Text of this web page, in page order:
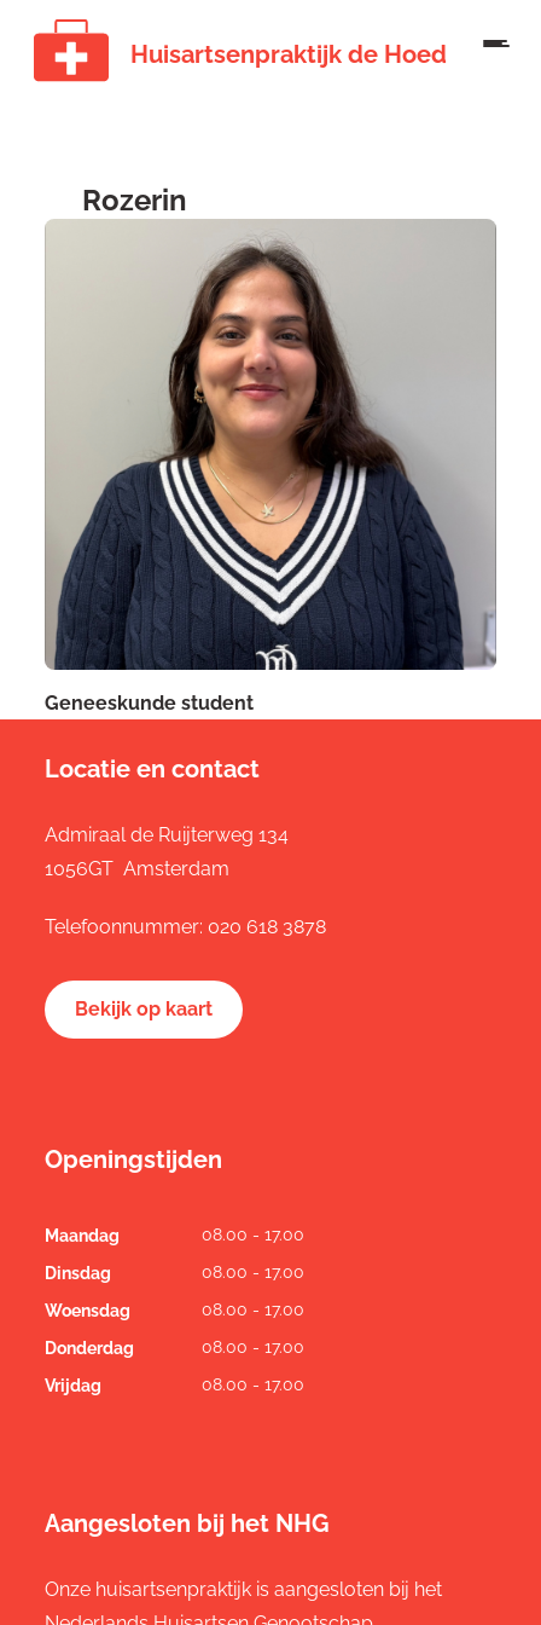
Huisartsenpraktijk de Hoed
Rozerin
Geneeskunde student
Locatie en contact
Admiraal de Ruijterweg 134
1056GT Amsterdam
Telefoonnummer: 020 618 3878
Bekijk op kaart
Openingstijden
Maandag 08.00 - 17.00
Dinsdag 08.00 - 17.00
Woensdag 08.00 - 17.00
Donderdag 08.00 - 17.00
Vrijdag 08.00 - 17.00
Aangesloten bij het NHG
Onze huisartsenpraktijk is aangesloten bij het